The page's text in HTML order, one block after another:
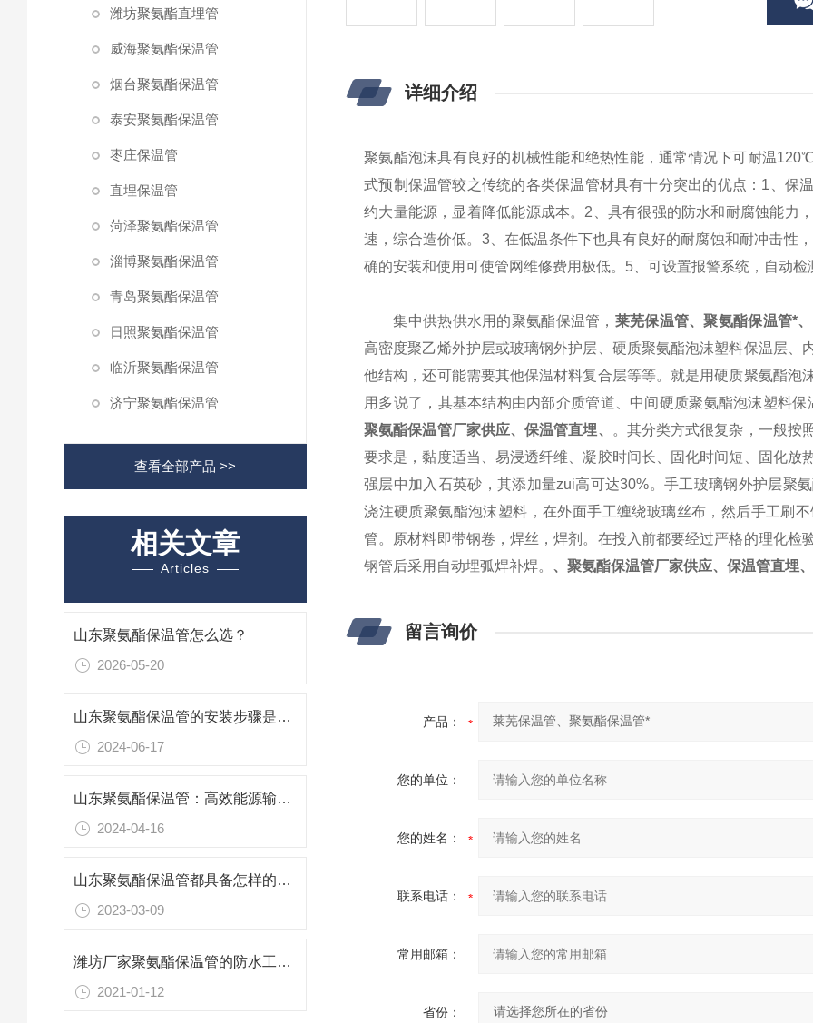
潍坊聚氨酯直埋管
威海聚氨酯保温管
烟台聚氨酯保温管
泰安聚氨酯保温管
枣庄保温管
直埋保温管
菏泽聚氨酯保温管
淄博聚氨酯保温管
青岛聚氨酯保温管
日照聚氨酯保温管
临沂聚氨酯保温管
济宁聚氨酯保温管
查看全部产品 >>
相关文章
Articles
山东聚氨酯保温管怎么选？
2026-05-20
山东聚氨酯保温管的安装步骤是什么？
2024-06-17
山东聚氨酯保温管：高效能源输送的绝热卫士
2024-04-16
山东聚氨酯保温管都具备怎样的优势？
2023-03-09
潍坊厂家聚氨酯保温管的防水工作流程
2021-01-12
详细介绍
聚氨酯泡沫具有良好的机械性能和绝热性能，通常情况下可耐温
式预制保温管较之传统的各类保温管材具有十分突出的优点：1、保
约大量能源，显着降低能源成本。2、具有很强的防水和耐腐蚀能力
速，综合造价低。3、在低温条件下也具有良好的耐腐蚀和耐冲击性
确的安装和使用可使管网维修费用极低。5、可设置报警系统，自动
集中供热供水用的聚氨酯保温管， 莱芜保温管、聚氨酯保温管*
高密度聚乙烯外护层或玻璃钢外护层、硬质聚氨酯泡沫塑料保温层、
他结构，还可能需要其他保温材料复合层等等。就是用硬质聚氨酯泡
用多说了，其基本结构由内部介质管道、中间硬质聚氨酯泡沫塑料
聚氨酯保温管厂家供应、保温管直埋、
。其分类方式很复杂，一般按
要求是，黏度适当、易浸透纤维、凝胶时间长、固化时间短、固化放
强层中加入石英砂，其添加量zui高可达30%。手工玻璃钢外护层聚
浇注硬质聚氨酯泡沫塑料，在外面手工缠绕玻璃丝布，然后手工刷
管。原材料即带钢卷，焊丝，焊剂。在投入前都要经过严格的理化检
钢管后采用自动埋弧焊补焊。 、聚氨酯保温管厂家供应、保温管直埋
留言询价
产品：
您的单位：
您的姓名：
联系电话：
常用邮箱：
省份：